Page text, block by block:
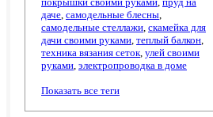
даче, самодельные блесны,
самодельные стеллажи, скамейка для
дачи своими руками, теплый балкон,
техника вязания сеток, улей своими
руками, электропроводка в доме
Показать все теги